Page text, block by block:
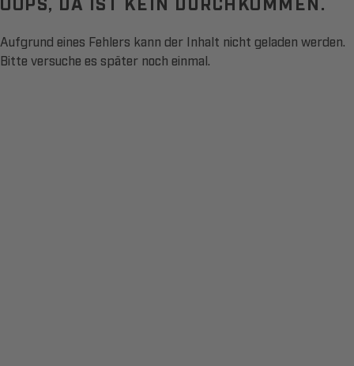
Aufgrund eines Fehlers kann der Inhalt nicht geladen werden.
Bitte versuche es später noch einmal.